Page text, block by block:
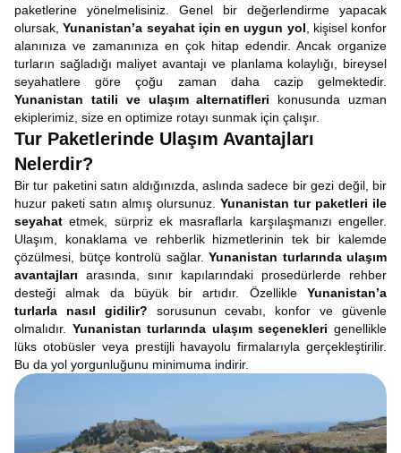
paketlerine yönelmelisiniz. Genel bir değerlendirme yapacak
olursak,Yunanistan’a seyahat için en uygun yol , kişisel konfor
alanınıza ve zamanınıza en çok hitap edendir. Ancak organize
turların sağladığı maliyet avantajı ve planlama kolaylığı, bireysel
seyahatlere göre çoğu zaman daha cazip gelmektedir.
Yunanistan tatili ve ulaşım alternatifleri konusunda uzman
ekiplerimiz, size en optimize rotayı sunmak için çalışır.
Tur Paketlerinde Ulaşım Avantajları
Nelerdir?
Bir tur paketini satın aldığınızda, aslında sadece bir gezi değil, bir
huzur paketi satın almış olursunuz. Yunanistan tur paketleri ile
seyahat etmek, sürpriz ek masraflarla karşılaşmanızı engeller.
Ulaşım, konaklama ve rehberlik hizmetlerinin tek bir kalemde
çözülmesi, bütçe kontrolü sağlar. Yunanistan turlarında ulaşım
avantajları arasında, sınır kapılarındaki prosedürlerde rehber
desteği almak da büyük bir artıdır. Özellikle Yunanistan’a
turlarla nasıl gidilir? sorusunun cevabı, konfor ve güvenle
olmalıdır. Yunanistan turlarında ulaşım seçenekleri genellikle
lüks otobüsler veya prestijli havayolu firmalarıyla gerçekleştirilir.
Bu da yol yorgunluğunu minimuma indirir.